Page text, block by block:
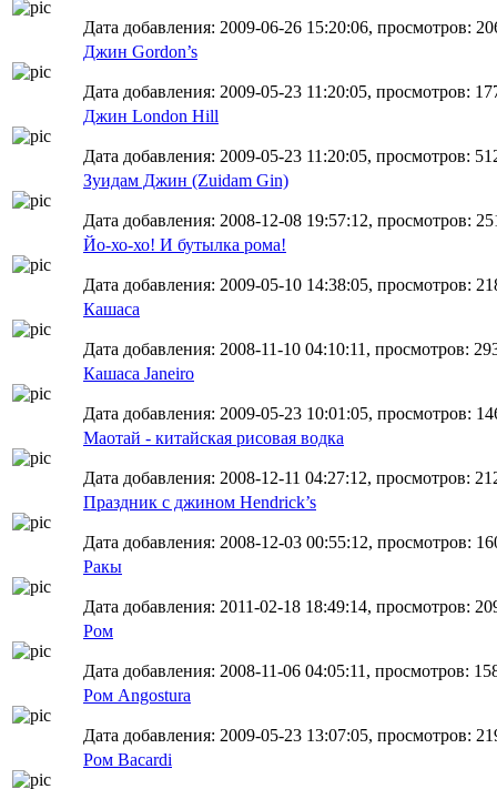
Дата добавления: 2009-06-26 15:20:06, просмотров:
Джин Gordon’s
Дата добавления: 2009-05-23 11:20:05, просмотров:
Джин London Hill
Дата добавления: 2009-05-23 11:20:05, просмотров:
Зуидам Джин (Zuidam Gin)
Дата добавления: 2008-12-08 19:57:12, просмотров:
Йо-хо-хо! И бутылка рома!
Дата добавления: 2009-05-10 14:38:05, просмотров:
Кашаса
Дата добавления: 2008-11-10 04:10:11, просмотров:
Кашаса Janeiro
Дата добавления: 2009-05-23 10:01:05, просмотров:
Маотай - китайская рисовая водка
Дата добавления: 2008-12-11 04:27:12, просмотров:
Праздник с джином Hendrick’s
Дата добавления: 2008-12-03 00:55:12, просмотров:
Ракы
Дата добавления: 2011-02-18 18:49:14, просмотров:
Ром
Дата добавления: 2008-11-06 04:05:11, просмотров:
Ром Angostura
Дата добавления: 2009-05-23 13:07:05, просмотров:
Ром Bacardi